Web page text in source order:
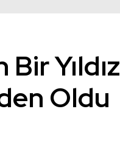
Yıldız
Oldu